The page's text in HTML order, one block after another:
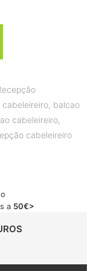
cabeleireiro, balcao
cabeleireiro,
cabeleireiro
a 50€>